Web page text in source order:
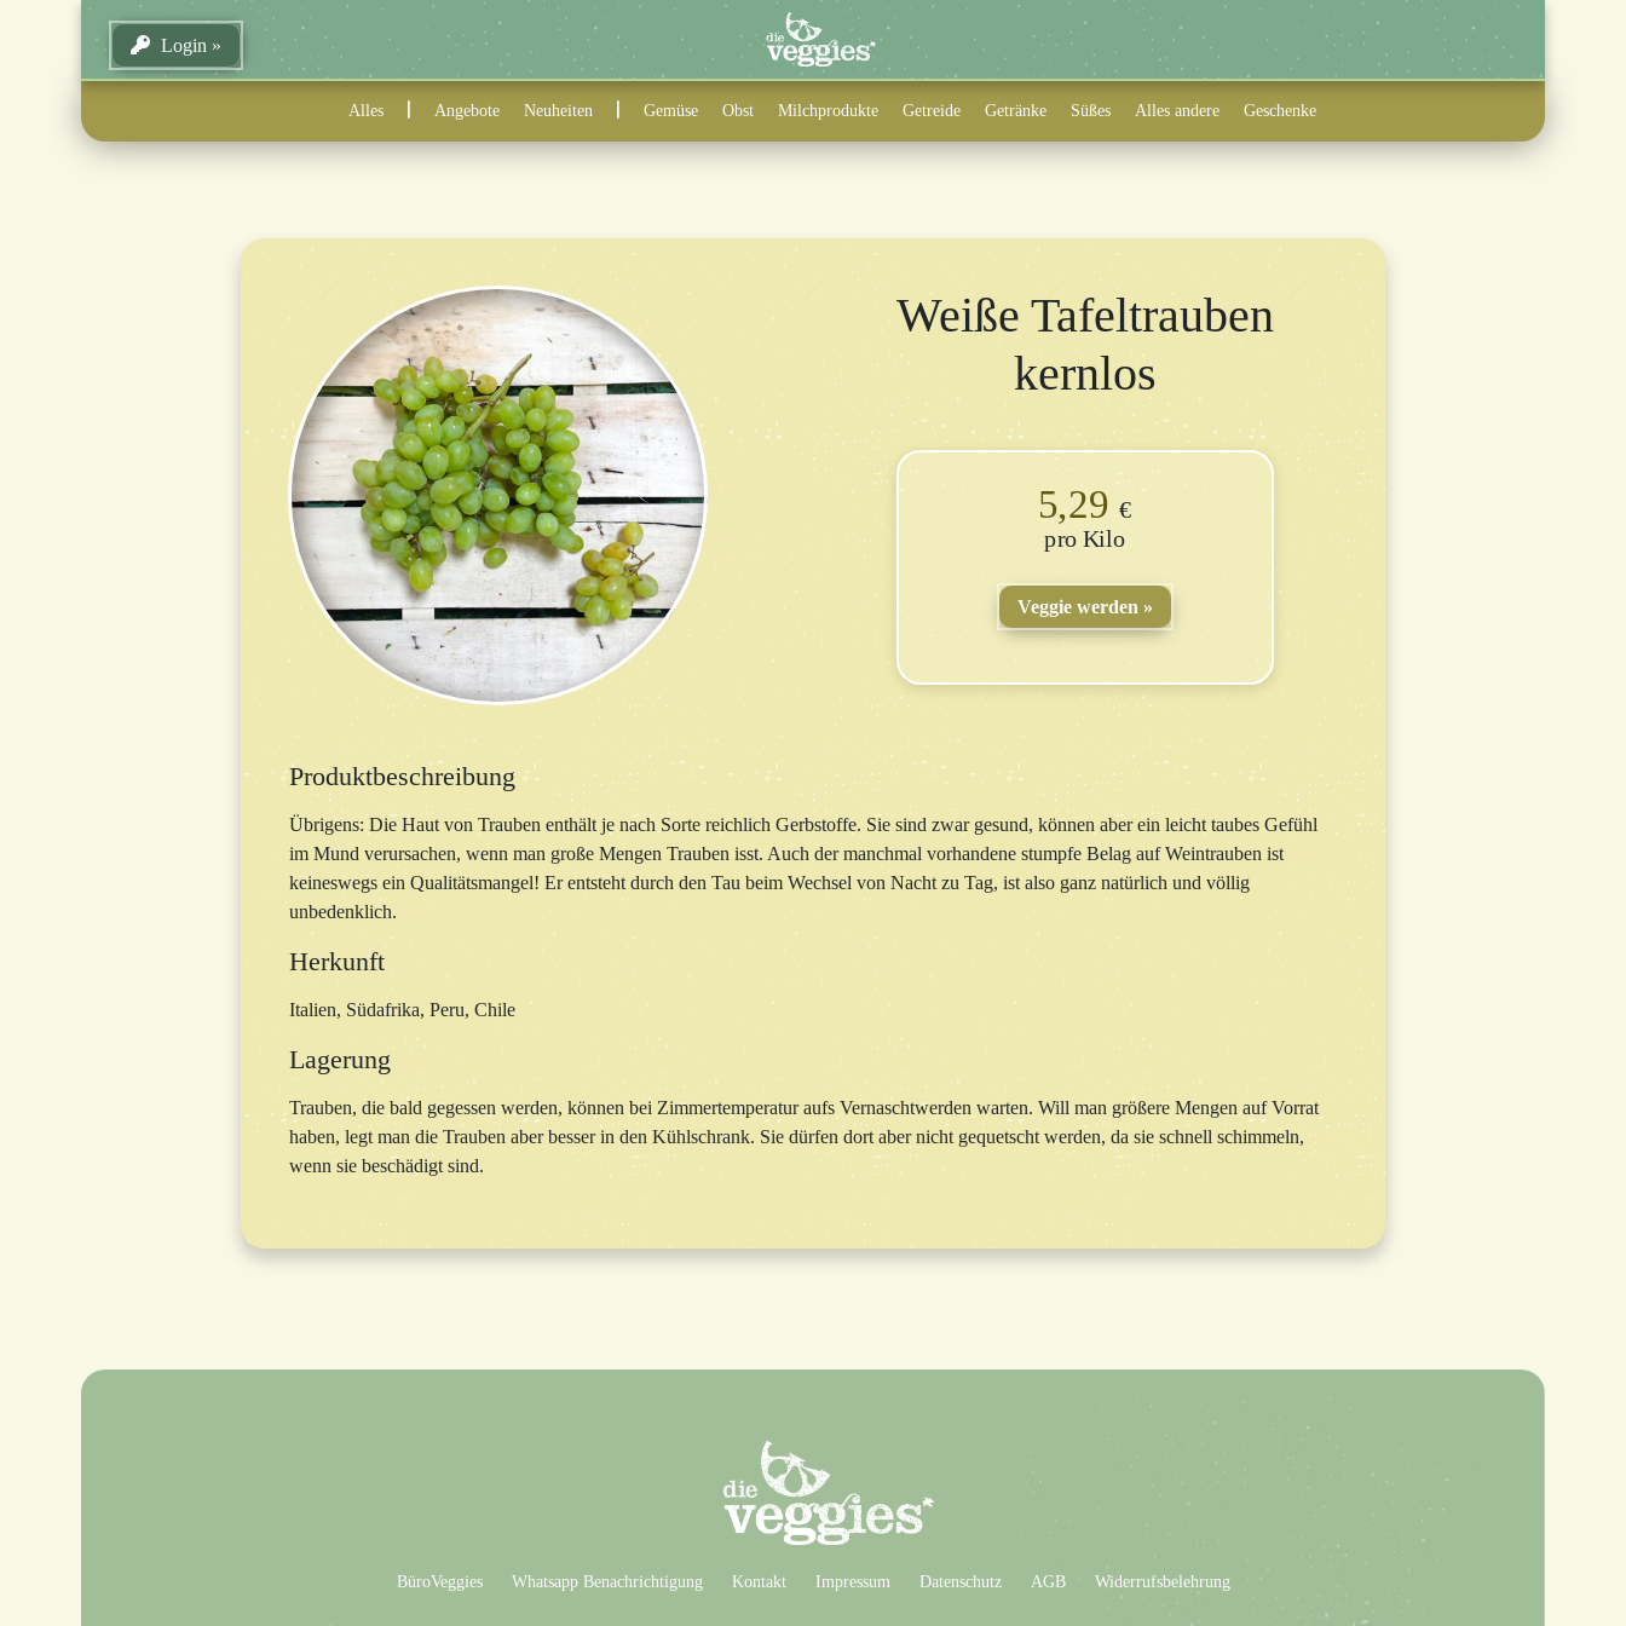
Login
Alles Angebote Neuheiten Gemüse Obst Milchprodukte Getreide Getränke Süßes Alles andere Geschenke
Weiße Tafeltrauben
kernlos
5,29€
Kilo
Veggie werden
Produktbeschreibung
Übrigens: Die Haut von Trauben enthält je nach Sorte reichlich Gerbstoffe. Sie sind zwar gesund, können aber ein leicht taubes Gefühl
im Mund verursachen, wenn man große Mengen Trauben isst. Auch der manchmal vorhandene stumpfe Belag auf Weintrauben ist
keineswegs ein Qualitätsmangel! Er entsteht durch den Tau beim Wechsel von Nacht zu Tag, ist also ganz natürlich und völlig
unbedenklich.
Herkunft
Italien, Südafrika, Peru, Chile
Lagerung
Trauben, die bald gegessen werden, können bei Zimmertemperatur aufs Vernaschtwerden warten. Will man größere Mengen auf Vorrat
haben, legt man die Trauben aber besser in den Kühlschrank. Sie dürfen dort aber nicht gequetscht werden, da sie schnell schimmeln,
wenn sie beschädigt sind.
BüroVeggies Whatsapp Benachrichtigung Kontakt Impressum Datenschutz AGB Widerrufsbelehrung